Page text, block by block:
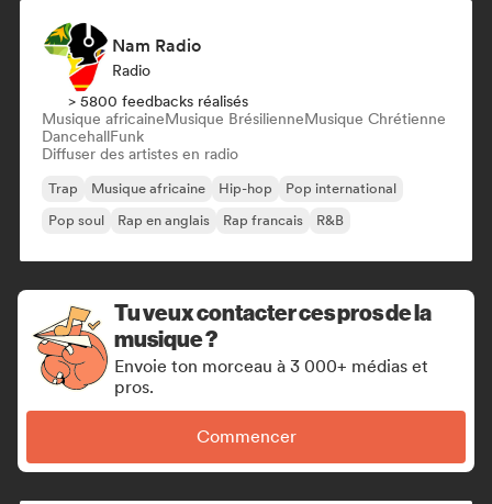
Nam Radio
Radio
> 5800 feedbacks réalisés
Musique africaineMusique BrésilienneMusique Chrétienne
DancehallFunk
Diffuser des artistes en radio
Trap Musique africaine Hip-hop
Pop international
Pop soul
Rap en anglais Rap francais R&B
Tu veux contacter ces pros de la
musique ?
Envoie ton morceau à 3 000+ médias et
pros.
Commencer